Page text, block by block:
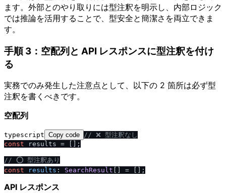
ます。外部とのやり取りには型注釈を明示し、内部ロジック
では推論を活用することで、型安全と簡潔さを両立できま
す。
手順 3：空配列と API レスポンスに型注釈を付け
る
実務でのみ発生した注意点として、以下の 2 箇所は必ず型
注釈を書くべきです。
空配列
typescript Copy code // ❌ 型注釈なし
const results = [];
// ⭕ 型注釈あり
const
results : SearchResult
API レスポンス